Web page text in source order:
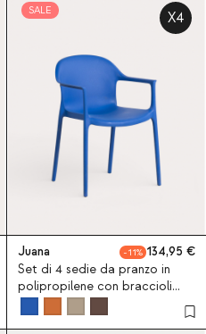
SALE X4
Juana 11
134,95
Set di 4 sedie da pranzo in
polipropilene con braccioli